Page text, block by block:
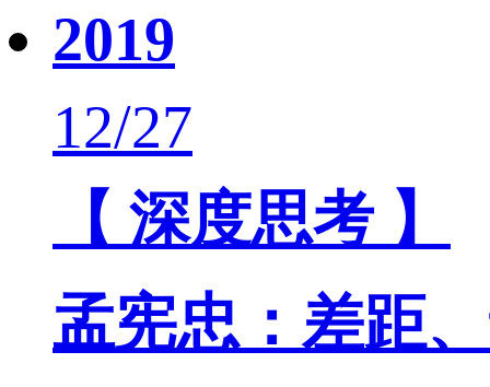
2019
12/27
【 深度思考 】
孟宪忠：差距